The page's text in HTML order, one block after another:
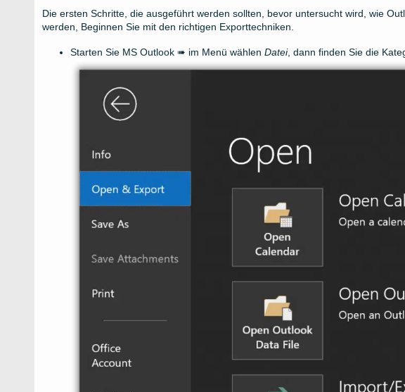
Die ersten Schritte, die ausgeführt werden sollten, bevor untersucht wird, wie
werden, Beginnen Sie mit den richtigen Exporttechniken.
Starten Sie MS Outlook ➠ im Menü wählen Datei, dann finden Sie die